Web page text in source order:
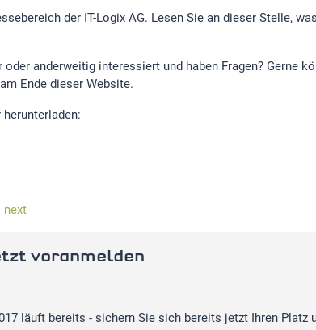
der IT-Logix AG. Lesen Sie an dieser Stelle,
anderweitig interessiert und haben Fragen? Gerne
Ende dieser Website.
next
voranmelden
läuft bereits - sichern Sie sich bereits jetzt Ihren Platz